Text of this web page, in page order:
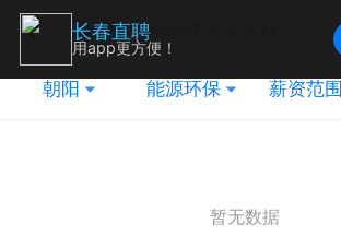
朝阳 能源环保 薪资范围
暂无数据
长春直聘
用app更方便！